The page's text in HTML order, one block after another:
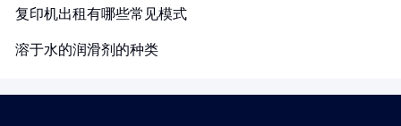
复印机出租有哪些常见模式
溶于水的润滑剂的种类